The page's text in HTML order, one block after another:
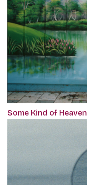
Some Kind of Heaven